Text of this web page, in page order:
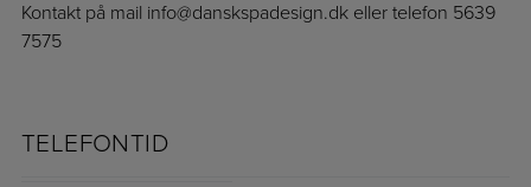
Kontakt på mail info@danskspadesign.dk eller telefon 5639
7575
TELEFONTID